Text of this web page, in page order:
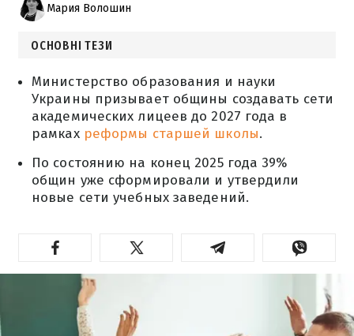
Мария Волошин
ОСНОВНІ ТЕЗИ
Министерство образования и науки
Украины призывает общины создавать сети
академических лицеев до 2027 года в
рамках реформы старшей школы.
По состоянию на конец 2025 года 39%
общин уже сформировали и утвердили
новые сети учебных заведений.